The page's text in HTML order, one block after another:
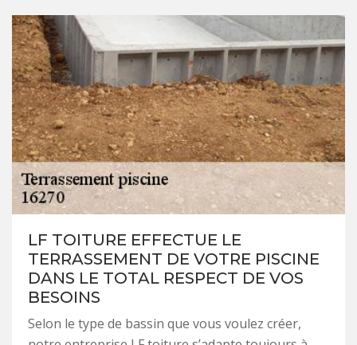
LF TOITURE EFFECTUE LE
TERRASSEMENT DE VOTRE PISCINE
DANS LE TOTAL RESPECT DE VOS
BESOINS
Selon le type de bassin que vous voulez créer,